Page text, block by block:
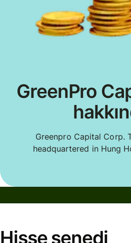
GreenPro
Greenpro Capital Corp.
headquartered in Hung
Hisse senedi